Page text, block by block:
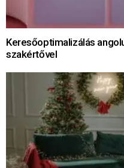
Keresőoptimalizálás
szakértővel